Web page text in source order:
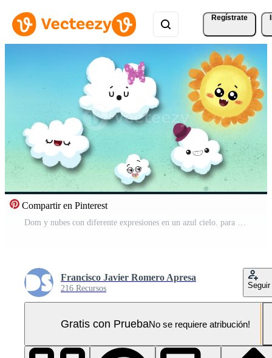
Regístrate
Compartir en Pinterest
Dom y nubes con diferente expresiones en un azul cielo. para niños ilustraciones Vídeo Pro
Francisco Javier Romero Apresa
216 Recursos Seguir
Gratis con PruebaNo se requiere atribución!